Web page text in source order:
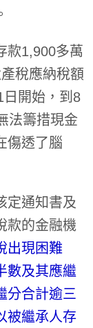
款1,900多萬
稅應納稅額
日開始，到8
法籌措現金
傷透了腦
定通知書及
款的金融機
出現困難
數及其應繼
分合計逾三
被繼承人存